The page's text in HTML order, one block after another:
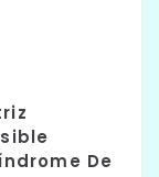
De